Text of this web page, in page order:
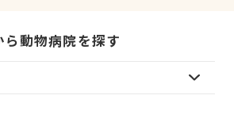
ら動物病院を探す